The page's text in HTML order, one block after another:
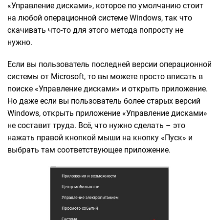
«Управление дисками», которое по умолчанию стоит
на любой операционной системе Windows, так что
скачивать что-то для этого метода попросту не
нужно.
Если вы пользователь последней версии операционной
системы от Microsoft, то вы можете просто вписать в
поиске «Управление дисками» и открыть приложение.
Но даже если вы пользователь более старых версий
Windows, открыть приложение «Управление дисками»
не составит труда. Всё, что нужно сделать – это
нажать правой кнопкой мыши на кнопку «Пуск» и
выбрать там соответствующее приложение.